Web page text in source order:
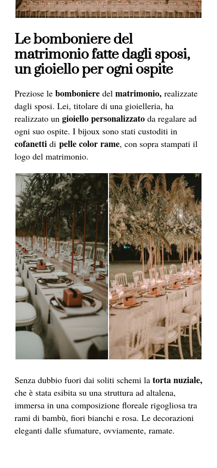
Le bomboniere del
matrimonio fatte dagli sposi,
un gioiello per ogni ospite
Preziose le bomboniere del matrimonio, realizzate
dagli sposi. Lei, titolare di una gioielleria, ha
realizzato un gioiello personalizzato da regalare ad
ogni suo ospite. I bijoux sono stati custoditi in
cofanetti di pelle color rame, con sopra stampati il
logo del matrimonio.
Senza dubbio fuori dai soliti schemi la torta nuziale,
che è stata esibita su una struttura ad altalena,
immersa in una composizione floreale rigogliosa tra
rami di bambù, fiori bianchi e rosa. Le decorazioni
eleganti dalle sfumature, ovviamente, ramate.